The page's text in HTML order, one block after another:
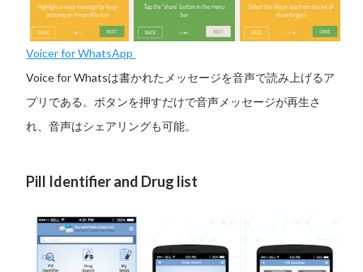
Voicer for WhatsApp
Voice for Whatsは書かれたメッセージを音声で読み上げるア
プリである。ボタンを押すだけで音声メッセージが再生さ
れ、音声はシェアリングも可能。
Pill Identifier and Drug list